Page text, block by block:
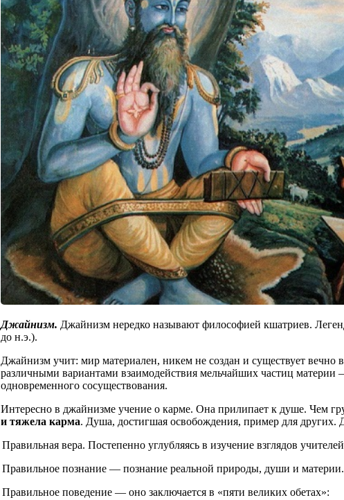
Джайнизм. Джайнизм нередко называют философией кшатриев.
до н.э.).
Джайнизм учит: мир материален, никем не создан и существует
различными вариантами взаимодействия мельчайших частиц материи
одновременного сосуществования.
Интересно в джайнизме учение о карме. Она прилипает к душе. Чем
и тяжела карма. Душа, достигшая освобождения, пример для
Правильная вера. Постепенно углубляясь в изучение взглядов
Правильное познание — познание реальной природы, души и
Правильное поведение — оно заключается в «пяти великих обетах»: